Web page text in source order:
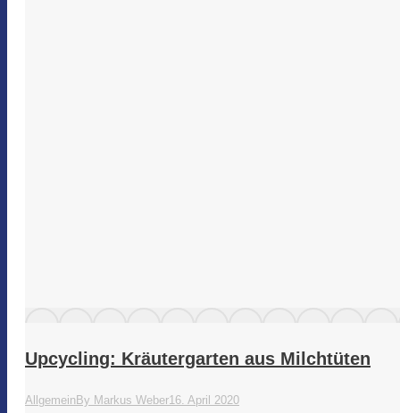
Upcycling: Kräutergarten aus Milchtüten
AllgemeinBy Markus Weber16. April 2020